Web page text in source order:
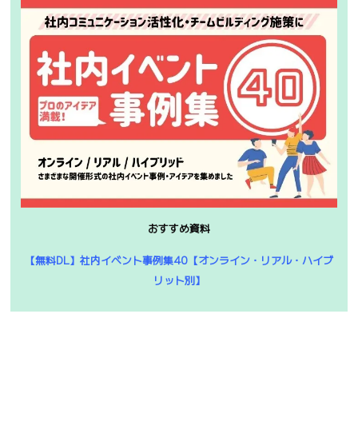
おすすめ資料
【無料DL】社内イベント事例集40【オンライン・リアル・ハイブ
リット別】